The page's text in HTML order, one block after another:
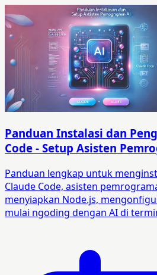
Panduan Instalasi dan
Code - Setup Asisten
Panduan lengkap untuk
Claude Code, asisten
menyiapkan Node.js,
mulai ngoding dengan AI di